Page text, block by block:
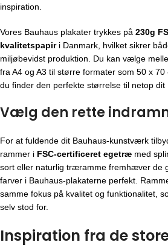
inspiration.
Vores Bauhaus plakater trykkes på 230g
kvalitetspapiri Danmark, hvilket sikrer
miljøbevidst produktion. Du kan vælge
fra A4 og A3 til større formater som 50 x
du finder den perfekte størrelse til netop dit
Vælg den rette
For at fuldende dit Bauhaus-kunstværk
rammer i FSC-certificeret egetræ med
sort eller naturlig træramme fremhæver de
farver i Bauhaus-plakaterne perfekt.
samme fokus på kvalitet og funktionalitet,
selv stod for.
Inspiration fra de